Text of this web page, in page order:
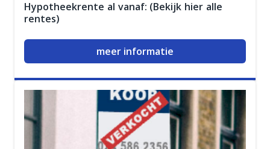
Hypotheekrente al vanaf: (Bekijk hier alle
rentes)
meer informatie